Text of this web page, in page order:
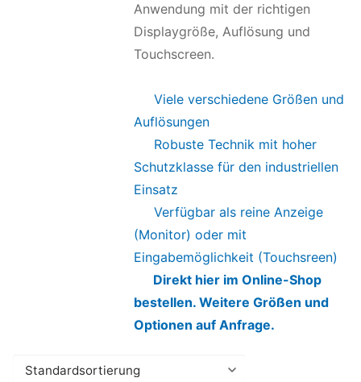
Anwendung mit der richtigen
Displaygröße, Auflösung und
Touchscreen.
Viele verschiedene Größen und
Auflösungen
Robuste Technik mit hoher
Schutzklasse für den industriellen
Einsatz
Verfügbar als reine Anzeige
(Monitor) oder mit
Eingabemöglichkeit (Touchsreen)
Direkt hier im Online-Shop
bestellen. Weitere Größen und
Optionen auf Anfrage.